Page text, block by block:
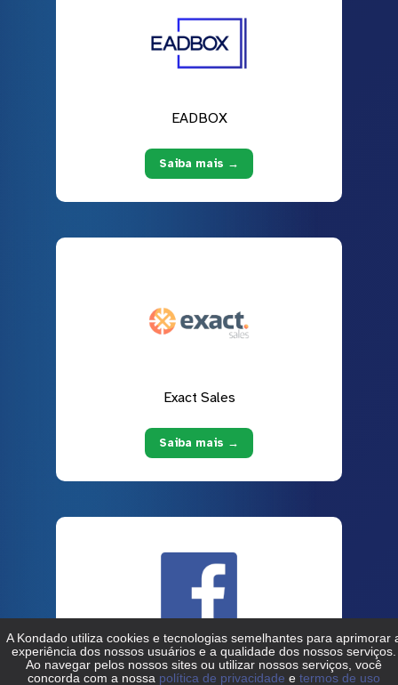
EADBOX
Saiba mais →
Exact Sales
Saiba mais →
Facebook Ads